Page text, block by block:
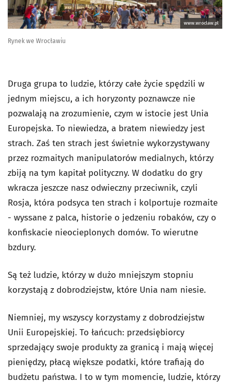
www.wroclaw.pl
Rynek we Wrocławiu
Druga grupa to ludzie, którzy całe życie spędzili w
jednym miejscu, a ich horyzonty poznawcze nie
pozwalają na zrozumienie, czym w istocie jest Unia
Europejska. To niewiedza, a bratem niewiedzy jest
strach. Zaś ten strach jest świetnie wykorzystywany
przez rozmaitych manipulatorów medialnych, którzy
zbiją na tym kapitał polityczny. W dodatku do gry
wkracza jeszcze nasz odwieczny przeciwnik, czyli
Rosja, która podsyca ten strach i kolportuje rozmaite
- wyssane z palca, historie o jedzeniu robaków, czy o
konfiskacie nieocieplonych domów. To wierutne
bzdury.
Są też ludzie, którzy w dużo mniejszym stopniu
korzystają z dobrodziejstw, które Unia nam niesie.
Niemniej, my wszyscy korzystamy z dobrodziejstw
Unii Europejskiej. To łańcuch: przedsiębiorcy
sprzedający swoje produkty za granicą i mają więcej
pieniędzy, płacą większe podatki, które trafiają do
budżetu państwa. I to w tym momencie, ludzie, którzy